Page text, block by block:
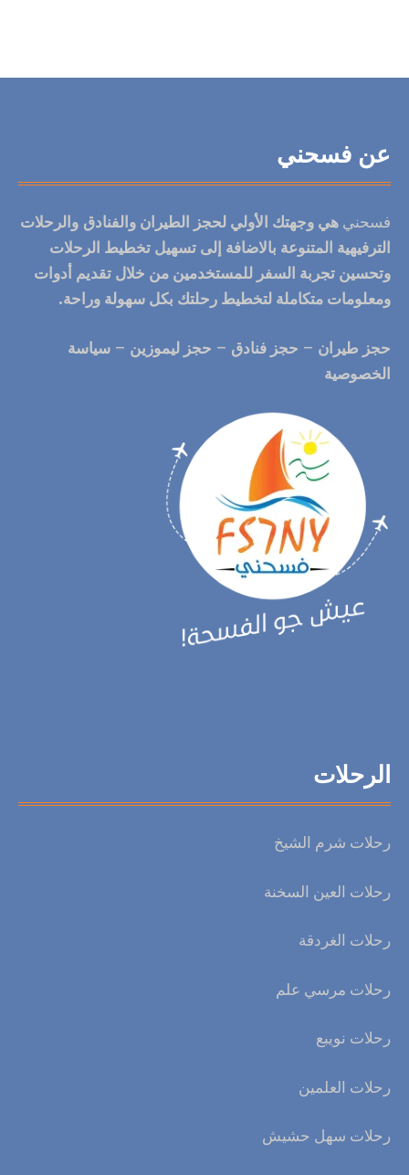
عن فسحني
فسحني هي وجهتك الأولي لحجز الطيران والفنادق والرحلات
الترفيهية المتنوعة بالاضافة إلى تسهيل تخطيط الرحلات
وتحسين تجربة السفر للمستخدمين من خلال تقديم أدوات
ومعلومات متكاملة لتخطيط رحلتك بكل سهولة وراحة.
حجز طيران – حجز فنادق – حجز ليموزين – سياسة
الخصوصية
الرحلات
رحلات شرم الشيخ
رحلات العين السخنة
رحلات الغردقة
رحلات مرسي علم
رحلات نويبع
رحلات العلمين
رحلات سهل حشيش